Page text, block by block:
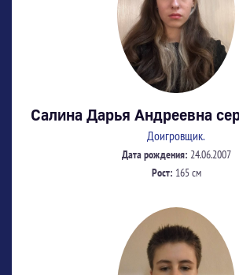
Салина Дарья Андреевна
Доигровщик.
Дата рождения: 24.06.2007
Рост: 165 см